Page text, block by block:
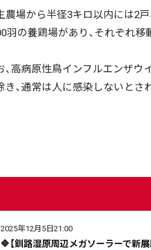
場から半径3キロ以内には2戸
羽の養鶏場があり、それぞれ移
高病原性鳥インフルエンザウ
き、通常は人に感染しないとさ
2025年12月5日21:00
🔷【釧路湿原周辺メガソーラーで新
日 きのう